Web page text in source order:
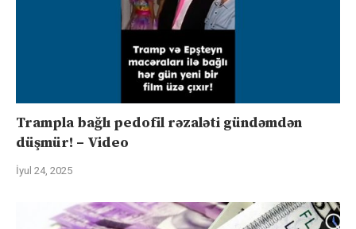
Trampla bağlı pedofil rəzaləti gündəmdən
düşmür! – Video
İyul 24, 2025